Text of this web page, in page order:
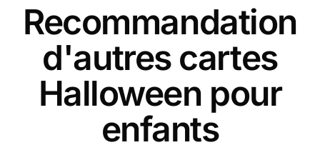
Recommandation
d'autres cartes
Halloween pour
enfants